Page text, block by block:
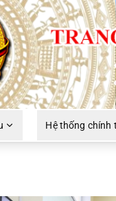
Hệ thống chính